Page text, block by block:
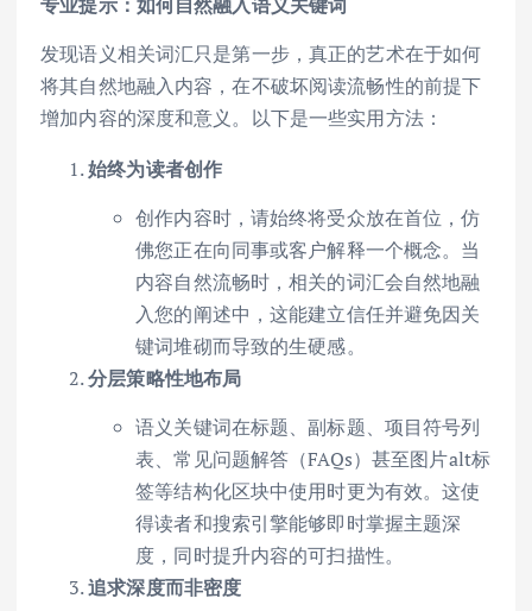
发现语义相关词汇只是第一步，真正的艺术在于如何
将其自然地融入内容，在不破坏阅读流畅性的前提下
增加内容的深度和意义。以下是一些实用方法：
始终为读者创作
创作内容时，请始终将受众放在首位，仿
佛您正在向同事或客户解释一个概念。当
内容自然流畅时，相关的词汇会自然地融
入您的阐述中，这能建立信任并避免因关
键词堆砌而导致的生硬感。
分层策略性地布局
语义关键词在标题、副标题、项目符号列
表、常见问题解答（FAQs）甚至图片alt标
签等结构化区块中使用时更为有效。这使
得读者和搜索引擎能够即时掌握主题深
度，同时提升内容的可扫描性。
追求深度而非密度